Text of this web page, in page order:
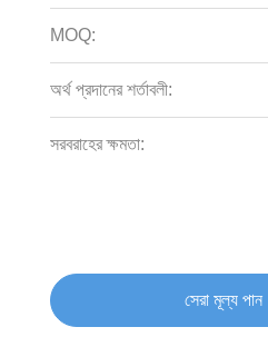
MOQ:
অর্থ প্রদানের শর্তাবলী:
সরবরাহের ক্ষমতা:
সেরা মূল্য পান